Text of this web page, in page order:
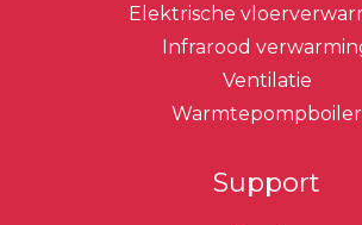
Elektrische
Infrarood
Ventilatie
Warmtepompboiler
Support